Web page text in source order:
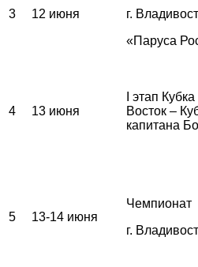
3 12 июня
г.
«Паруса
4 13 июня
I этап
Восток –
капитана
5 13-14 июня
Чемпионат
г.